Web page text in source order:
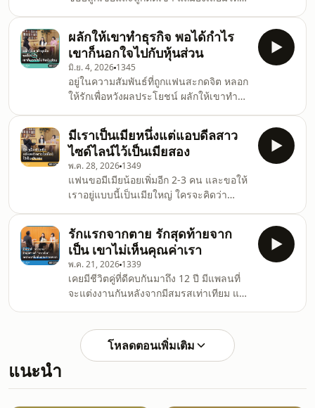
ตัวออกมาจากบ้าน แต่ลูกเราดันไม่ยอมออก
มาด้วย #พี่อ้อยพี่ฉอดตัวต่อตัว EP378
ผลักให้เขาทำธุรกิจ พอได้กำไร
เขาก็นอกใจไปกับหุ้นส่วน
มิ.ย. 4, 2026 1345
อยู่ในความสัมพันธ์ที่ถูกแฟนสะกดจิต หลอก
ให้รักเพื่อหวังผลประโยชน์ ผลักให้เขาทำ
ตอนหลังความจริงปรากฏ... ทั้งหมดนี้คือ
แผนการที่เขาวางไว้ #พี่อ้อยพี่ฉอดตัวต่อตัว
EP377
มีเราเป็นเมียหนึ่งแต่แอบดีลสาว
ไซด์ไลน์ไว้เป็นเมียสอง
พ.ค. 28, 2026 1349
แฟนขอมีเมียน้อยเพิ่มอีก 2-3 คน และขอให้
เราอยู่แบบนี้เป็นเมียใหญ่ ใครจะคิดว่า
ไปดีลกับสาวไซด์ไลน์ให้มาเป็นเมียคนที่
สองของเขา หลังจากที่เราจดทะเบียนสมรส
กัน #พี่อ้อยพี่ฉอดตัวต่อตัว EP376
รักแรกจากตาย รักสุดท้ายจาก
เป็น เขาไม่เห็นคุณค่าเรา
พ.ค. 21, 2026 1339
เคยมีชีวิตคู่ที่ดีคบกันมาถึง 12 ปี มีแพลนที่
จะแต่งงานกันหลังจากมีสมรสเท่าเทียม แต่
เขาทั้งนอกใจและนอกกาย #พี่อ้อยพี่ฉอด
ตัวต่อตัว EP375โหลดตอนเพิ่มเติม
แนะนำ